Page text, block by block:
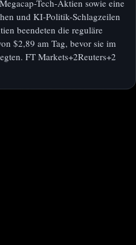
Tech-Aktien sowie eine
und KI-Politik-Schlagzeilen
beendeten die reguläre
$2,89 am Tag, bevor sie im
FT Markets+2Reuters+2